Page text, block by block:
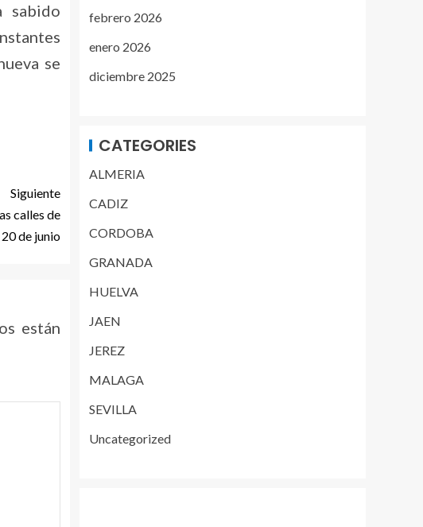
sabido
se
Siguiente
calles de
de junio
están
febrero 2026
enero 2026
diciembre 2025
CATEGORIES
ALMERIA
CADIZ
CORDOBA
GRANADA
HUELVA
JAEN
JEREZ
MALAGA
SEVILLA
Uncategorized